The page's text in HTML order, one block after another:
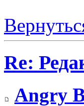
Re:
Angry